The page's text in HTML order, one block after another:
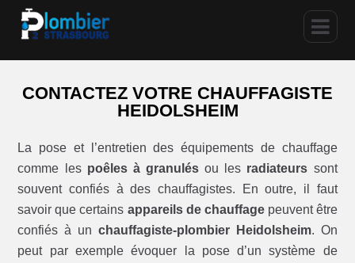
CONTACTEZ VOTRE CHAUFFAGISTE
HEIDOLSHEIM
La pose et l’entretien des équipements de chauffage
comme les poêles à granulés ou les radiateurs sont
souvent confiés à des chauffagistes. En outre, il faut
savoir que certains appareils de chauffagepeuvent être
confiés à un chauffagiste-plombier Heidolsheim. On
peut par exemple évoquer la pose d’un système de